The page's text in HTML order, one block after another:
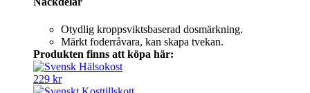
Otydlig kroppsviktsbaserad dosmärkning.
Märkt foderråvara, kan skapa tvekan.
Produkten finns att köpa här:
229 kr